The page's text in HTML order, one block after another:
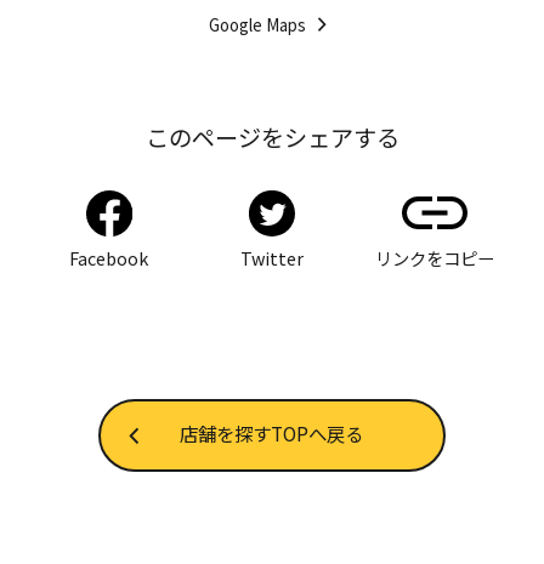
Google Maps
このページをシェアする
Facebook Twitter リンクをコピー
店舗を探すTOPへ戻る